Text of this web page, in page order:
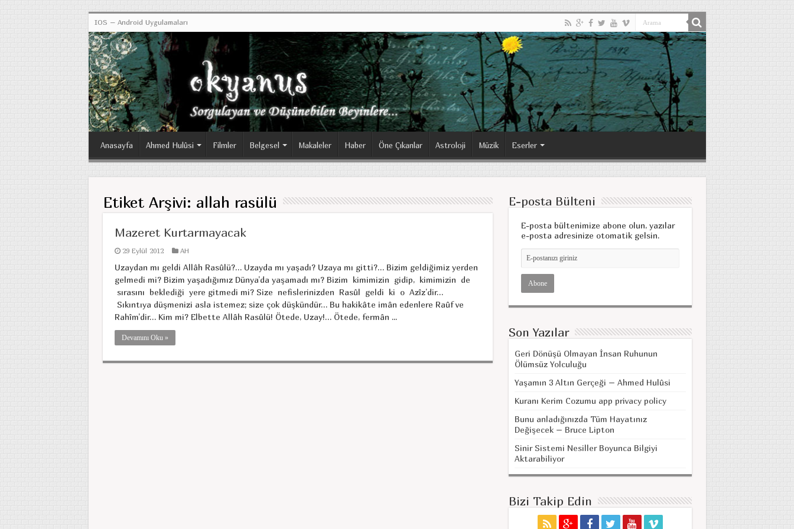
IOS – Android Uygulamaları
Anasayfa Ahmed Hulûsi Filmler Belgesel Makaleler Haber Öne Çıkanlar Astroloji Müzik Eserler
Etiket Arşivi: allah rasülü
Mazeret Kurtarmayacak
29 Eylül 2012 AH
Uzaydan mı geldi Allâh Rasûlü?… Uzayda mı yaşadı? Uzaya mı gitti?… Bizim geldiğimiz yerden
gelmedi mi? Bizim yaşadığımız Dünya’da yaşamadı mı? Bizim kimimizin gidip, kimimizin de
sırasını beklediği yere gitmedi mi? Size nefislerinizden Rasûl geldi ki o Azîz’dir…
Sıkıntıya düşmenizi asla istemez; size çok düşkündür… Bu hakikâte imân edenlere Raûf ve
Rahîm’dir… Kim mi? Elbette Allâh Rasûlü! Ötede, Uzay!… Ötede, fermân ...
Devamını Oku »
E-posta Bülteni
E-posta bültenimize abone olun, yazılar
e-posta adresinize otomatik gelsin.
Son Yazılar
Geri Dönüşü Olmayan İnsan Ruhunun
Ölümsüz Yolculuğu
Yaşamın 3 Altın Gerçeği – Ahmed Hulûsi
Kuranı Kerim Cozumu app privacy policy
Bunu anladığınızda Tüm Hayatınız
Değişecek – Bruce Lipton
Sinir Sistemi Nesiller Boyunca Bilgiyi
Aktarabiliyor
Bizi Takip Edin